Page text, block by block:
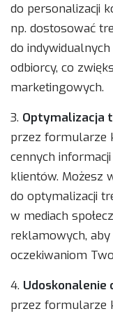
do personalizacji
np. dostosować
do
odbiorcy, co
marketingowych.
3. Optymalizacja
przez formularze
cennych
klientów. Możesz
do optymalizacji
w mediach
reklamowych, aby
oczekiwaniom
4. Udoskonalenie
przez formularze